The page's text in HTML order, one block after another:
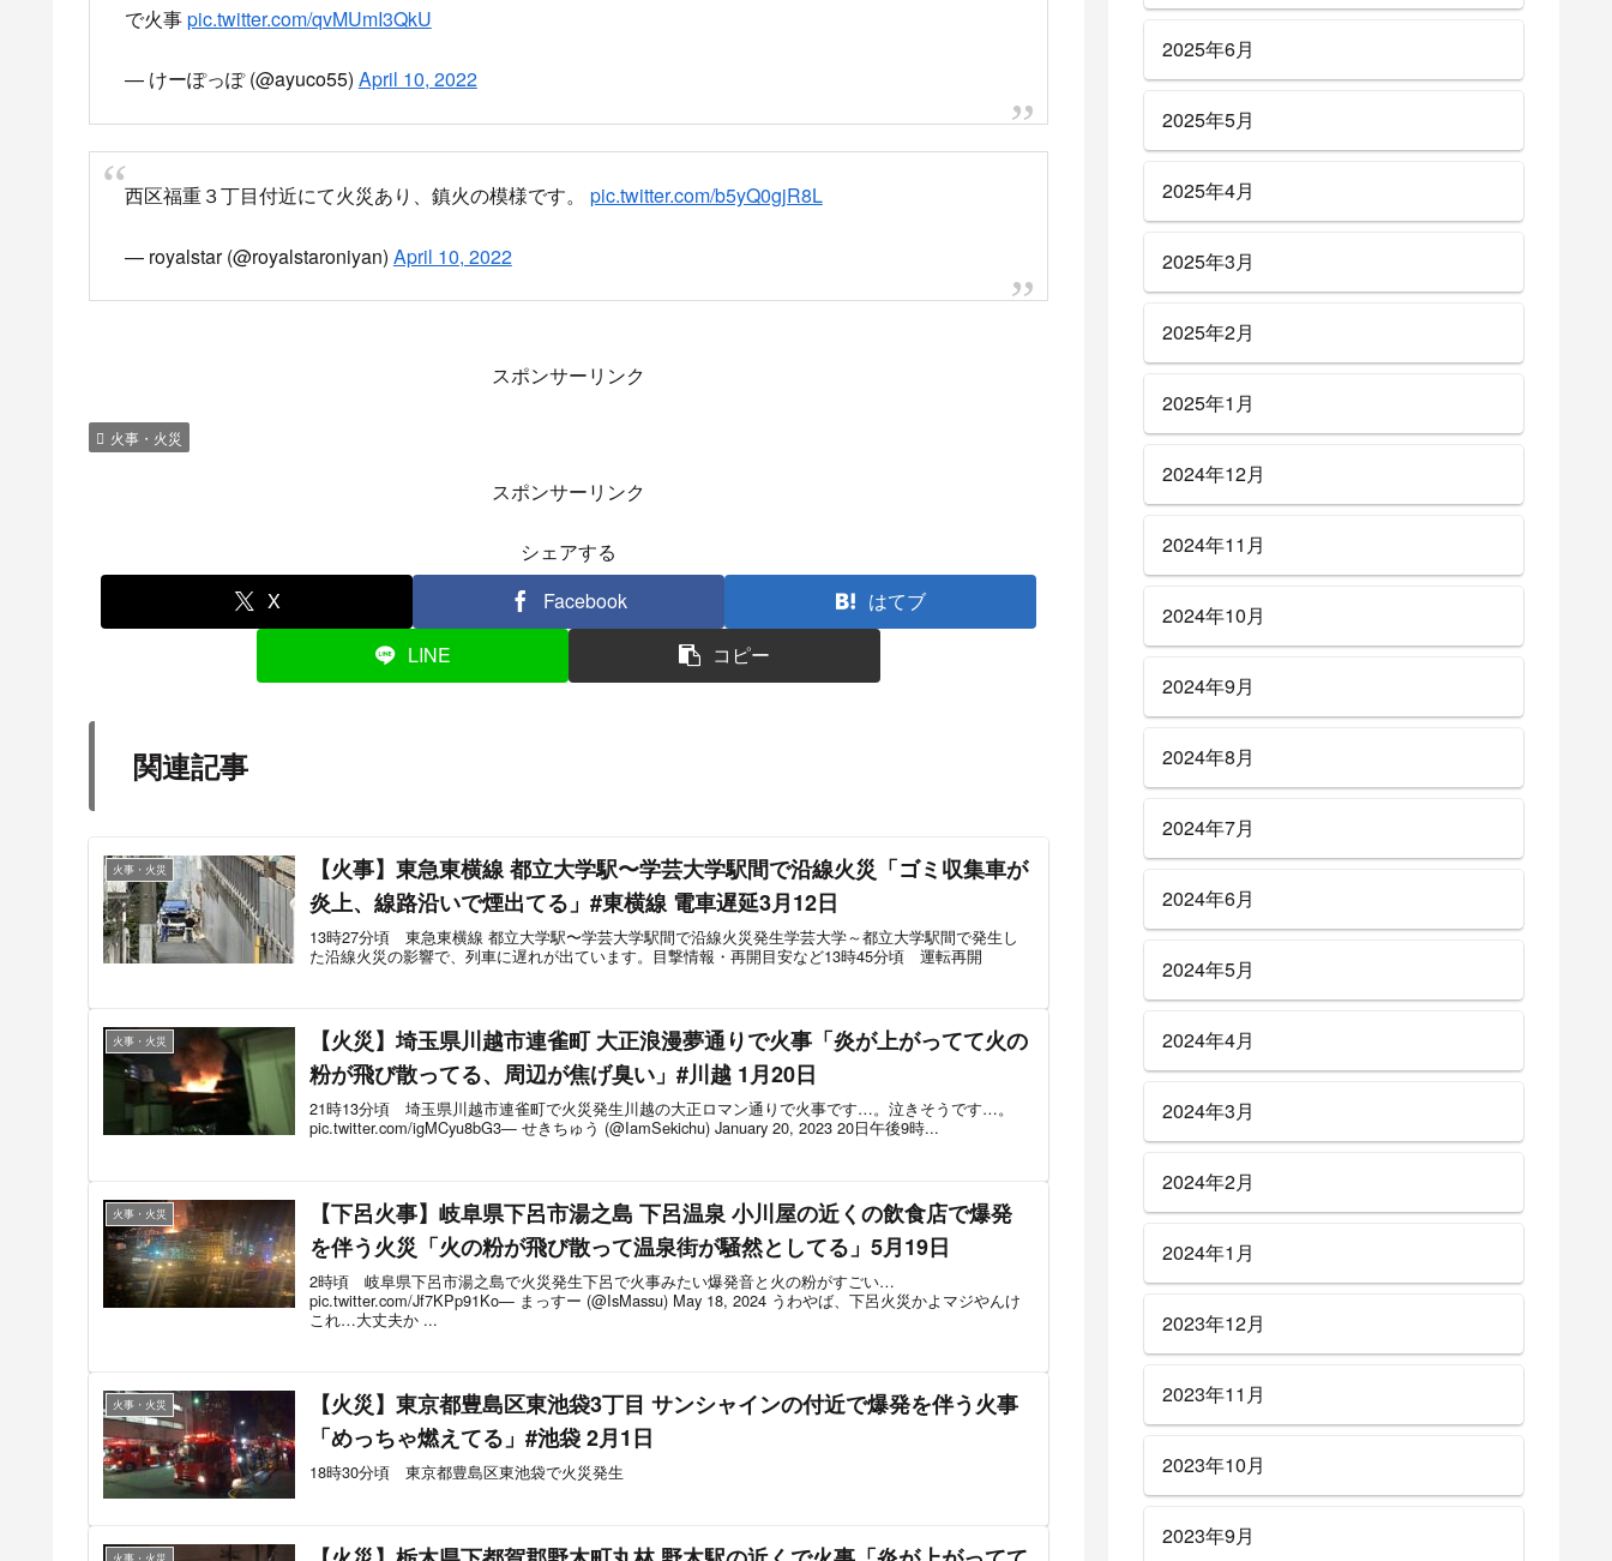
で火事pic.twitter.com/qvMUmI3QkU
— けーぽっぽ (@ayuco55) April 10, 2022
西区福重３丁目付近にて火災あり、鎮火の模様です。 pic.twitter.com/b5yQ0gjR8L
— royalstar (@royalstaroniyan) April 10, 2022
スポンサーリンク
火事・火災
スポンサーリンク
シェアする
X
Facebook
はてブ
LINE
コピー
関連記事
火事・火災
【火事】東急東横線 都立大学駅〜学芸大学駅間で沿線火災「ゴミ収集車が
炎上、線路沿いで煙出てる」#東横線 電車遅延3月12日
13時27分頃 東急東横線 都立大学駅〜学芸大学駅間で沿線火災発生学芸大学～都立大学駅間で発生し
た沿線火災の影響で、列車に遅れが出ています。目撃情報・再開目安など13時45分頃 運転再開
火事・火災
【火災】埼玉県川越市連雀町 大正浪漫夢通りで火事「炎が上がってて火の
粉が飛び散ってる、周辺が焦げ臭い」#川越 1月20日
21時13分頃 埼玉県川越市連雀町で火災発生川越の大正ロマン通りで火事です…。泣きそうです…。
pic.twitter.com/igMCyu8bG3— せきちゅう (@IamSekichu) January 20, 2023 20日午後9時...
火事・火災
【下呂火事】岐阜県下呂市湯之島 下呂温泉 小川屋の近くの飲食店で爆発
を伴う火災「火の粉が飛び散って温泉街が騒然としてる」5月19日
2時頃 岐阜県下呂市湯之島で火災発生下呂で火事みたい爆発音と火の粉がすごい…
pic.twitter.com/Jf7KPp91Ko— まっすー (@IsMassu) May 18, 2024 うわやば、下呂火災かよマジやんけ
これ…大丈夫か ...
火事・火災
【火災】東京都豊島区東池袋3丁目 サンシャインの付近で爆発を伴う火事
「めっちゃ燃えてる」#池袋 2月1日
18時30分頃 東京都豊島区東池袋で火災発生
火事・火災
2025年6月
2025年5月
2025年4月
2025年3月
2025年2月
2025年1月
2024年12月
2024年11月
2024年10月
2024年9月
2024年8月
2024年7月
2024年6月
2024年5月
2024年4月
2024年3月
2024年2月
2024年1月
2023年12月
2023年11月
2023年10月
2023年9月